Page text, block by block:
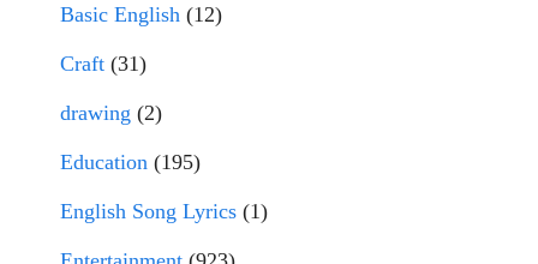
Basic English (12)
Craft (31)
drawing (2)
Education (195)
English Song Lyrics (1)